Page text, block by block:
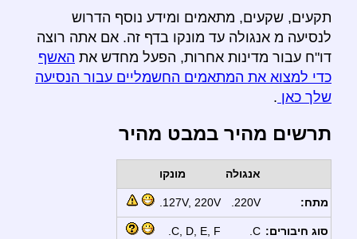
תקעים, שקעים, מתאמים ומידע נוסף הדרוש
לנסיעה מ אנגולה עד מונקו בדף זה. אם אתה רוצה
דו"ח עבור מדינות אחרות, הפעל מחדש את האשף
כדי למצוא את המתאמים החשמליים עבור הנסיעה
שלך כאן .
תרשים מהיר במבט מהיר
אנגולה מונקו
מתח: 220V.
127V, 220V.
סוג חיבורים: C.
C, D, E, F.